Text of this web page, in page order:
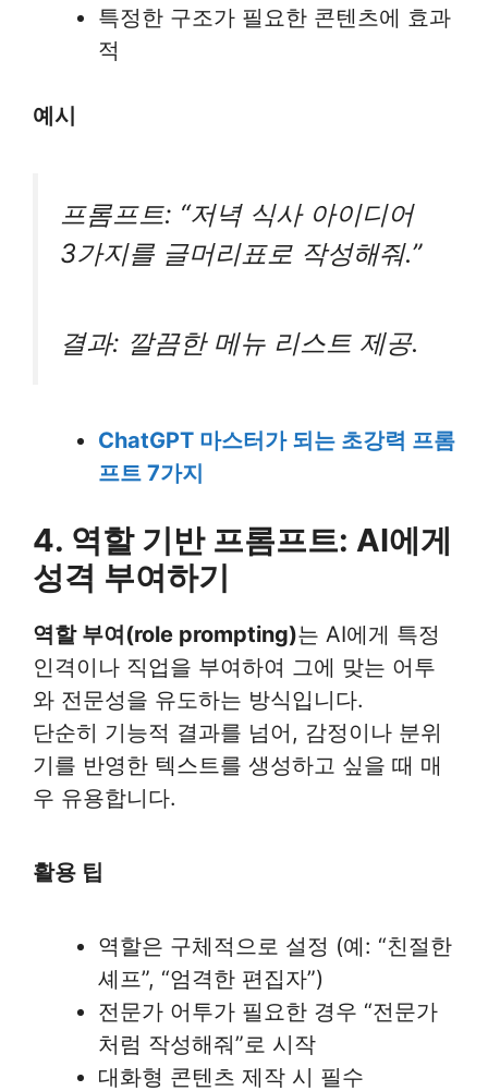
특정한 구조가 필요한 콘텐츠에 효과
적
예시
프롬프트: “저녁 식사 아이디어
3가지를 글머리표로 작성해줘.”
결과: 깔끔한 메뉴 리스트 제공.
ChatGPT 마스터가 되는 초강력 프롬
프트 7가지
4. 역할 기반 프롬프트: AI에게
성격 부여하기
역할 부여(role prompting)는 AI에게 특정
인격이나 직업을 부여하여 그에 맞는 어투
와 전문성을 유도하는 방식입니다.
단순히 기능적 결과를 넘어, 감정이나 분위
기를 반영한 텍스트를 생성하고 싶을 때 매
우 유용합니다.
활용 팁
역할은 구체적으로 설정 (예: “친절한
셰프”, “엄격한 편집자”)
전문가 어투가 필요한 경우 “전문가
처럼 작성해줘”로 시작
대화형 콘텐츠 제작 시 필수